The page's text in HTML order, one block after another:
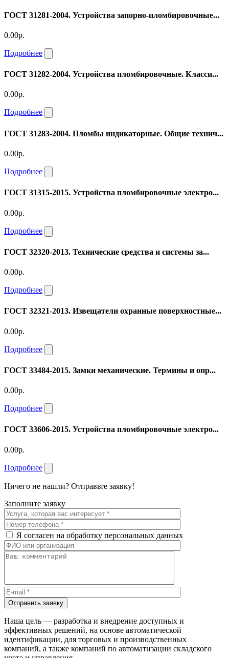
ГОСТ 31281-2004. Устройства запорно-пломбировочные...
0.00р.
Подробнее
ГОСТ 31282-2004. Устройства пломбировочные. Класси...
0.00р.
Подробнее
ГОСТ 31283-2004. Пломбы индикаторные. Общие технич...
0.00р.
Подробнее
ГОСТ 31315-2015. Устройства пломбировочные электро...
0.00р.
Подробнее
ГОСТ 32320-2013. Технические средства и системы за...
0.00р.
Подробнее
ГОСТ 32321-2013. Извещатели охранные поверхностные...
0.00р.
Подробнее
ГОСТ 33484-2015. Замки механические. Термины и опр...
0.00р.
Подробнее
ГОСТ 33606-2015. Устройства пломбировочные электро...
0.00р.
Подробнее
Ничего не нашли? Отправьте заявку!
Заполните заявку
Я согласен на обработку персональных данных
Отправить заявку
Наша цель — разработка и внедрение доступных и
эффективных решений, на основе автоматической
идентификации, для торговых и производственных
компаний, а также компаний по автоматизации складского